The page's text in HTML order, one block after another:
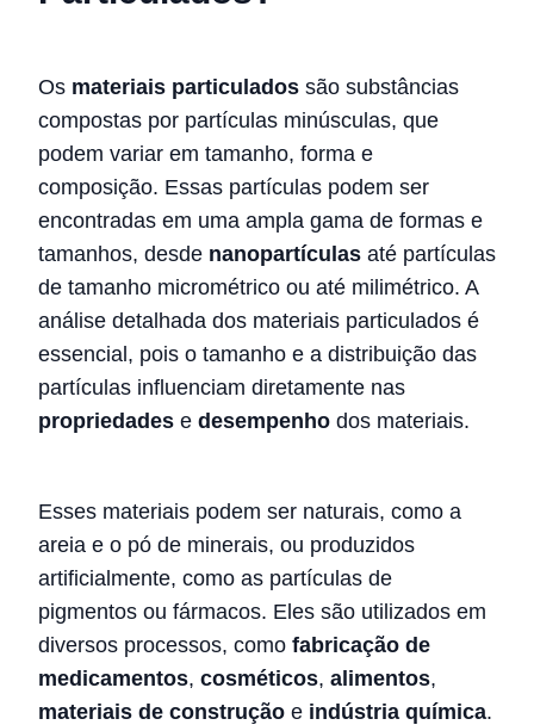
Os materiais particulados são substâncias
compostas por partículas minúsculas, que
podem variar em tamanho, forma e
composição. Essas partículas podem ser
encontradas em uma ampla gama de formas e
tamanhos, desde nanopartículas até partículas
de tamanho micrométrico ou até milimétrico. A
análise detalhada dos materiais particulados é
essencial, pois o tamanho e a distribuição das
partículas influenciam diretamente nas
propriedades e desempenho dos materiais.
Esses materiais podem ser naturais, como a
areia e o pó de minerais, ou produzidos
artificialmente, como as partículas de
pigmentos ou fármacos. Eles são utilizados em
diversos processos, como fabricação de
medicamentos, cosméticos, alimentos,
materiais de construção e indústria química.